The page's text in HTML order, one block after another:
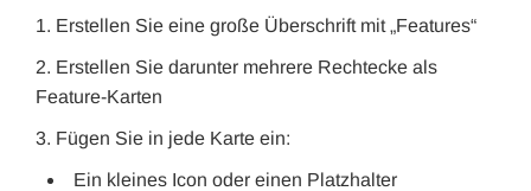
Erstellen Sie eine große Überschrift mit „Features“
Erstellen Sie darunter mehrere Rechtecke als
Feature-Karten
Fügen Sie in jede Karte ein:
Ein kleines Icon oder einen Platzhalter